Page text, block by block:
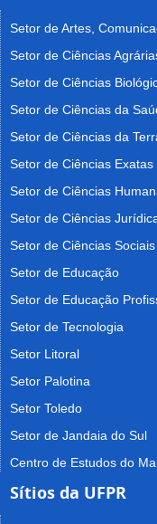
Setor de Artes,
Setor de Ciências
Setor de Ciências
Setor de Ciências da
Setor de Ciências da
Setor de Ciências Exatas
Setor de Ciências
Setor de Ciências
Setor de Ciências
Setor de Educação
Setor de Educação
Setor de Tecnologia
Setor Litoral
Setor Palotina
Setor Toledo
Setor de Jandaia do Sul
Centro de Estudos do
Sítios da UFPR